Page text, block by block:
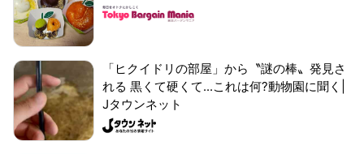
「ヒクイドリの部屋」から〝謎の棒〟発見さ
れる 黒くて硬くて...これは何?動物園に聞く|
Jタウンネット